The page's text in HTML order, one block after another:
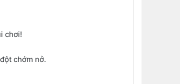
chơi!
chớm nở.